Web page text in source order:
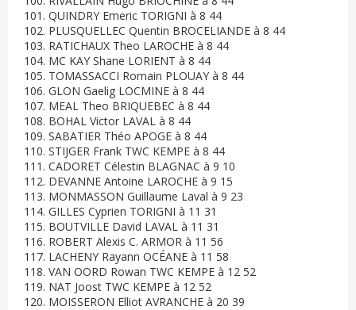
101. QUINDRY Emeric TORIGNI à 8 44
102. PLUSQUELLEC Quentin BROCELIANDE à 8 44
103. RATICHAUX Theo LAROCHE à 8 44
104. MC KAY Shane LORIENT à 8 44
105. TOMASSACCI Romain PLOUAY à 8 44
106. GLON Gaelig LOCMINE à 8 44
107. MEAL Theo BRIQUEBEC à 8 44
108. BOHAL Victor LAVAL à 8 44
109. SABATIER Théo APOGE à 8 44
110. STIJGER Frank TWC KEMPE à 8 44
111. CADORET Célestin BLAGNAC à 9 10
112. DEVANNE Antoine LAROCHE à 9 15
113. MONMASSON Guillaume Laval à 9 23
114. GILLES Cyprien TORIGNI à 11 31
115. BOUTVILLE David LAVAL à 11 31
116. ROBERT Alexis C. ARMOR à 11 56
117. LACHENY Rayann OCÉANE à 11 58
118. VAN OORD Rowan TWC KEMPE à 12 52
119. NAT Joost TWC KEMPE à 12 52
120. MOISSERON Elliot AVRANCHE à 20 39